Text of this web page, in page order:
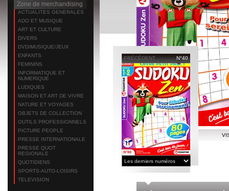
Zone de merchandising
ACTUALITES GENERALES
ADO ET MUSIQUE
ART ET CULTURE
DIVERS
DVD/MUSIQUE/JEUX
ENFANTS
FEMININS
INFORMATIQUE ET
NUMERIQUE
LUDIQUES
MAISON ET ART DE VIVRE
NATURE ET VOYAGES
OBJETS DE COLLECTION
OUTILS PROFESSIONNELS
PICTURE PEOPLE
PRESSE INTERNATIONALE
PRESSE QUOT
REGIONALE
QUOTIDIENS
SPORTS-AUTO-LOISIRS
TELEVISION
PRÉCÉDENT N°40